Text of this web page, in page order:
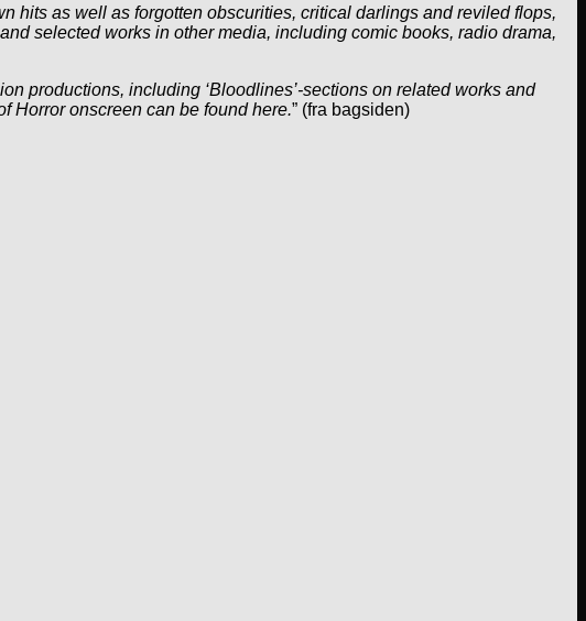
hits as well as forgotten obscurities, critical darlings and reviled flops,
selected works in other media, including comic books, radio drama,
productions, including ‘Bloodlines’-sections on related works and
Horror onscreen can be found here.” (fra bagsiden)